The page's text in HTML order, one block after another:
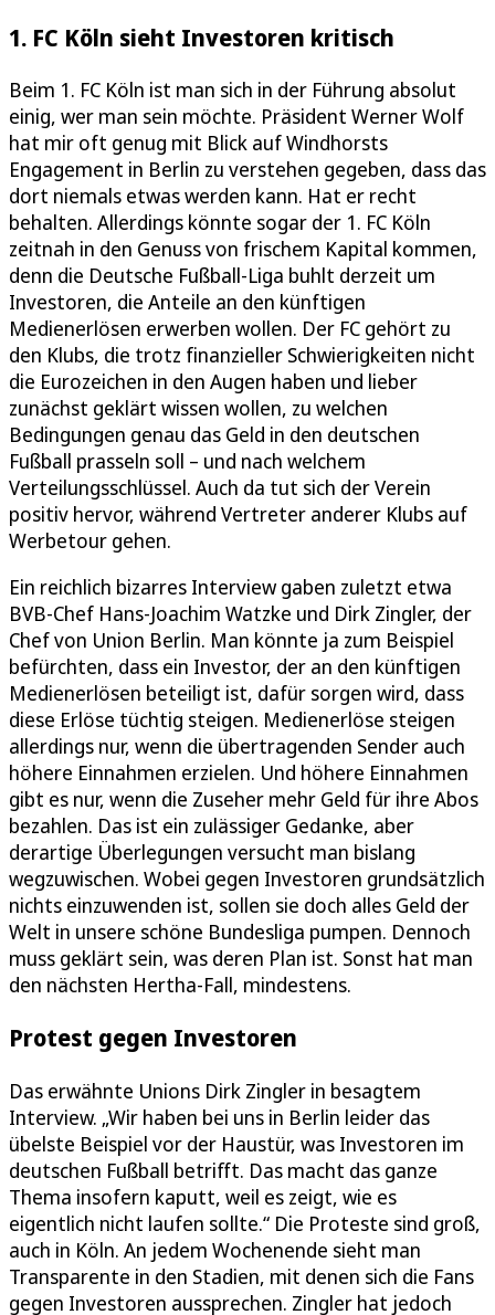
1. FC Köln sieht Investoren kritisch
Beim 1. FC Köln ist man sich in der Führung absolut
einig, wer man sein möchte. Präsident Werner Wolf
hat mir oft genug mit Blick auf Windhorsts
Engagement in Berlin zu verstehen gegeben, dass das
dort niemals etwas werden kann. Hat er recht
behalten. Allerdings könnte sogar der 1. FC Köln
zeitnah in den Genuss von frischem Kapital kommen,
denn die Deutsche Fußball-Liga buhlt derzeit um
Investoren, die Anteile an den künftigen
Medienerlösen erwerben wollen. Der FC gehört zu
den Klubs, die trotz finanzieller Schwierigkeiten nicht
die Eurozeichen in den Augen haben und lieber
zunächst geklärt wissen wollen, zu welchen
Bedingungen genau das Geld in den deutschen
Fußball prasseln soll – und nach welchem
Verteilungsschlüssel. Auch da tut sich der Verein
positiv hervor, während Vertreter anderer Klubs auf
Werbetour gehen.
Ein reichlich bizarres Interview gaben zuletzt etwa
BVB-Chef Hans-Joachim Watzke und Dirk Zingler, der
Chef von Union Berlin. Man könnte ja zum Beispiel
befürchten, dass ein Investor, der an den künftigen
Medienerlösen beteiligt ist, dafür sorgen wird, dass
diese Erlöse tüchtig steigen. Medienerlöse steigen
allerdings nur, wenn die übertragenden Sender auch
höhere Einnahmen erzielen. Und höhere Einnahmen
gibt es nur, wenn die Zuseher mehr Geld für ihre Abos
bezahlen. Das ist ein zulässiger Gedanke, aber
derartige Überlegungen versucht man bislang
wegzuwischen. Wobei gegen Investoren grundsätzlich
nichts einzuwenden ist, sollen sie doch alles Geld der
Welt in unsere schöne Bundesliga pumpen. Dennoch
muss geklärt sein, was deren Plan ist. Sonst hat man
den nächsten Hertha-Fall, mindestens.
Protest gegen Investoren
Das erwähnte Unions Dirk Zingler in besagtem
Interview. „Wir haben bei uns in Berlin leider das
übelste Beispiel vor der Haustür, was Investoren im
deutschen Fußball betrifft. Das macht das ganze
Thema insofern kaputt, weil es zeigt, wie es
eigentlich nicht laufen sollte.“ Die Proteste sind groß,
auch in Köln. An jedem Wochenende sieht man
Transparente in den Stadien, mit denen sich die Fans
gegen Investoren aussprechen. Zingler hat jedoch